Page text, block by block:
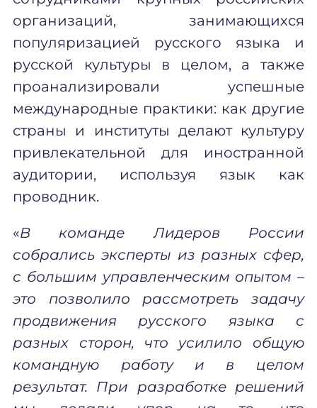
организаций, занимающихся
популяризацией русского языка и
русской культуры в целом, а также
проанализировали успешные
международные практики: как другие
страны и институты делают культуру
привлекательной для иностранной
аудитории, используя язык как
проводник.
«В команде Лидеров России
собрались эксперты из разных сфер,
с большим управленческим опытом –
это позволило рассмотреть задачу
продвижения русского языка с
разных сторон, что усилило общую
командную работу и в целом
результат. При разработке решений